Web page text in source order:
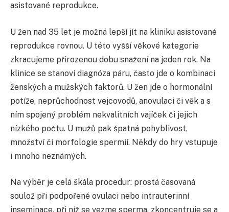
asistované reprodukce.
U žen nad 35 let je možná lepší jít na kliniku asistované
reprodukce rovnou. U této vyšší věkové kategorie
zkracujeme přirozenou dobu snažení na jeden rok. Na
klinice se stanoví diagnóza páru, často jde o kombinaci
ženských a mužských faktorů. U žen jde o hormonální
potíže, neprůchodnost vejcovodů, anovulaci či věk a s
ním spojený problém nekvalitních vajíček či jejich
nízkého počtu. U mužů pak špatná pohyblivost,
množství či morfologie spermií. Někdy do hry vstupuje
i mnoho neznámých.
Na výběr je celá škála procedur: prostá časovaná
soulož při podpořené ovulaci nebo intrauterinní
inseminace, při níž se vezme sperma, zkoncentruje se a